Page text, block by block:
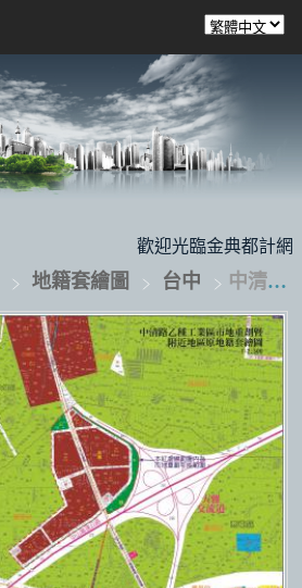
歡迎光臨金典都計網
地籍套繪圖 台中 中清路乙種工業區市地重劃及附近地區原地籍套繪圖